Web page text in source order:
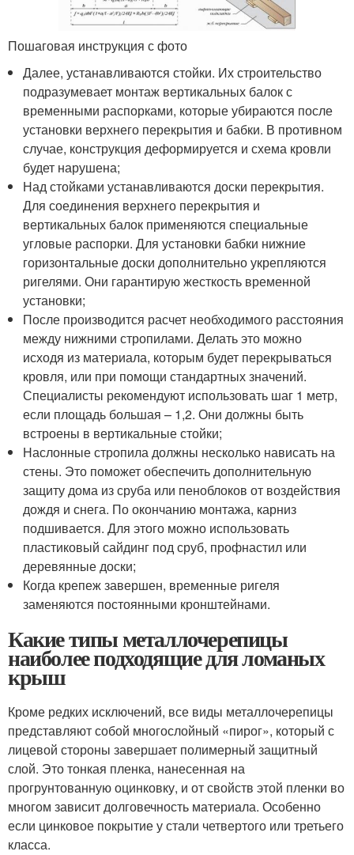
Пошаговая инструкция с фото
Далее, устанавливаются стойки. Их строительство
подразумевает монтаж вертикальных балок с
временными распорками, которые убираются после
установки верхнего перекрытия и бабки. В противном
случае, конструкция деформируется и схема кровли
будет нарушена;
Над стойками устанавливаются доски перекрытия.
Для соединения верхнего перекрытия и
вертикальных балок применяются специальные
угловые распорки. Для установки бабки нижние
горизонтальные доски дополнительно укрепляются
ригелями. Они гарантирую жесткость временной
установки;
После производится расчет необходимого расстояния
между нижними стропилами. Делать это можно
исходя из материала, которым будет перекрываться
кровля, или при помощи стандартных значений.
Специалисты рекомендуют использовать шаг 1 метр,
если площадь большая – 1,2. Они должны быть
встроены в вертикальные стойки;
Наслонные стропила должны несколько нависать на
стены. Это поможет обеспечить дополнительную
защиту дома из сруба или пеноблоков от воздействия
дождя и снега. По окончанию монтажа, карниз
подшивается. Для этого можно использовать
пластиковый сайдинг под сруб, профнастил или
деревянные доски;
Когда крепеж завершен, временные ригеля
заменяются постоянными кронштейнами.
Какие типы металлочерепицы
наиболее подходящие для ломаных
крыш
Кроме редких исключений, все виды металлочерепицы
представляют собой многослойный «пирог», который с
лицевой стороны завершает полимерный защитный
слой. Это тонкая пленка, нанесенная на
прогрунтованную оцинковку, и от свойств этой пленки во
многом зависит долговечность материала. Особенно
если цинковое покрытие у стали четвертого или третьего
класса.